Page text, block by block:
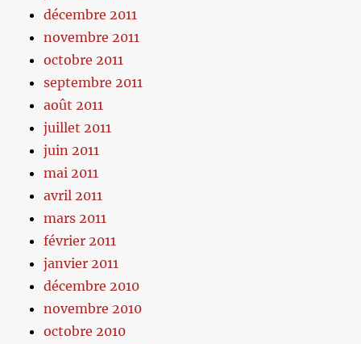
décembre 2011
novembre 2011
octobre 2011
septembre 2011
août 2011
juillet 2011
juin 2011
mai 2011
avril 2011
mars 2011
février 2011
janvier 2011
décembre 2010
novembre 2010
octobre 2010